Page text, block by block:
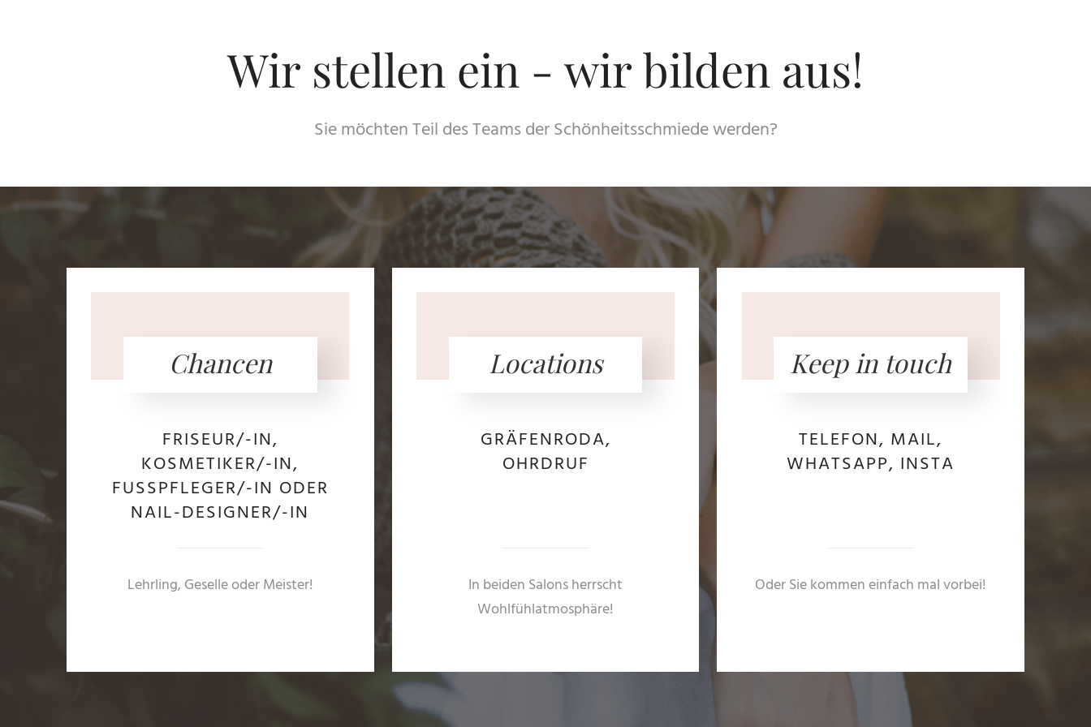
Wir stellen ein - wir bilden aus!
Sie möchten Teil des Teams der Schönheitsschmiede werden?
Chancen
FRISEUR/-IN,
KOSMETIKER/-IN,
FUSSPFLEGER/-IN ODER
NAIL-DESIGNER/-IN
Lehrling, Geselle oder Meister!
Locations
GRÄFENRODA,
OHRDRUF
In beiden Salons herrscht
Wohlfühlatmosphäre!
Keep in touch
TELEFON, MAIL,
WHATSAPP, INSTA
Oder Sie kommen einfach mal vorbei!